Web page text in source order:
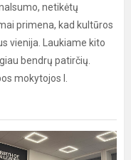
netikėtų
primena, kad kultūros
vienija. Laukiame kito
bendrų patirčių.
mokytojos I.